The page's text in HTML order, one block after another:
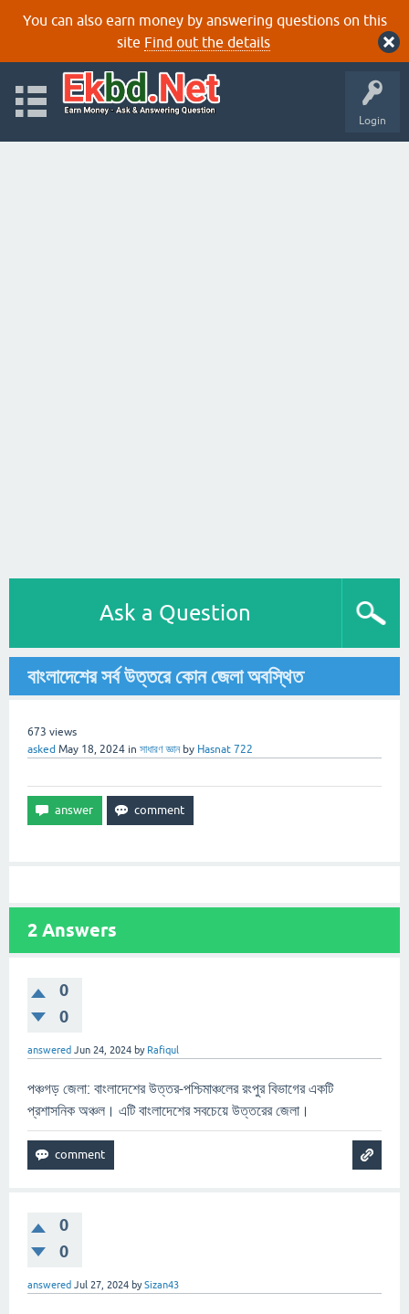
You can also earn money by answering questions on this
site Find out the details
Login
Ask a Question
বাংলাদেশের সর্ব উত্তরে কোন জেলা অবস্থিত
673 views
asked May 18, 2024 in সাধারণ জ্ঞান by Hasnat 722
2 Answers
0
0
answered Jun 24, 2024 by Rafiqul
পঞ্চগড় জেলা: বাংলাদেশের উত্তর-পশ্চিমাঞ্চলের রংপুর বিভাগের একটি
প্রশাসনিক অঞ্চল। এটি বাংলাদেশের সবচেয়ে উত্তরের জেলা।
0
0
answered Jul 27, 2024 bySizan43